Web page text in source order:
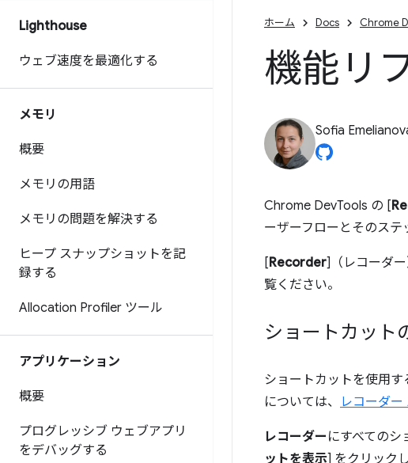
Lighthouse
ウェブ速度を最適化する
メモリ
概要
メモリの用語
メモリの問題を解決する
ヒープ スナップショットを記
録する
Allocation Profiler ツール
アプリケーション
概要
プログレッシブ ウェブアプリ
をデバッグする
ホーム Docs Chrome
機能リ
Sofia
Chrome DevTools の [
ーザーフローとそのステ
[Recorder]（レコーダ
覧ください。
ショートカット
ショートカットを使用す
については、
レコーダ
レコーダー にすべての
ットを表示] をクリックし